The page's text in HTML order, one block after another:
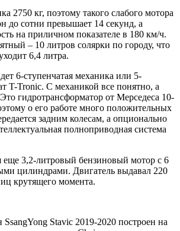
2750 кг, поэтому такого слабого мотора
до сотни превышает 14 секунд, а
на приличном показателе в 180 км/ч.
– 10 литров солярки по городу, что
6,4 литра.
6-ступенчатая механика или 5-
T-Tronic. С механикой все понятно, а
гидротрансформатор от Мерседеса 10-
о его работе много положительных
задним колесам, а опционально
полноприводная система
еще 3,2-литровый бензиновый мотор с 6
цилиндрами. Двигатель выдавал 220
крутящего момента.
Stavic 2019-2020 построен на